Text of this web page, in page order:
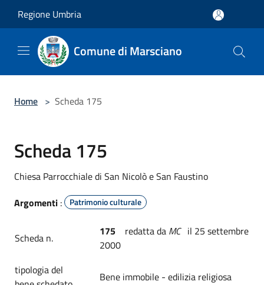
Regione Umbria
Comune di Marsciano
Home > Scheda 175
Scheda 175
Chiesa Parrocchiale di San Nicolò e San Faustino
Argomenti : Patrimonio culturale
Scheda n. 175 redatta da MC il 25 settembre
2000
tipologia del
Bene immobile - edilizia religiosa